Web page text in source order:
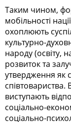
Таким чином,
мобільності
охоплюють
культурно-
народу (освіту,
розвиток та
утвердження як
виступають
соціально-
соціально-